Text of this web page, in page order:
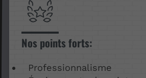
Nos points forts:
Professionnalisme